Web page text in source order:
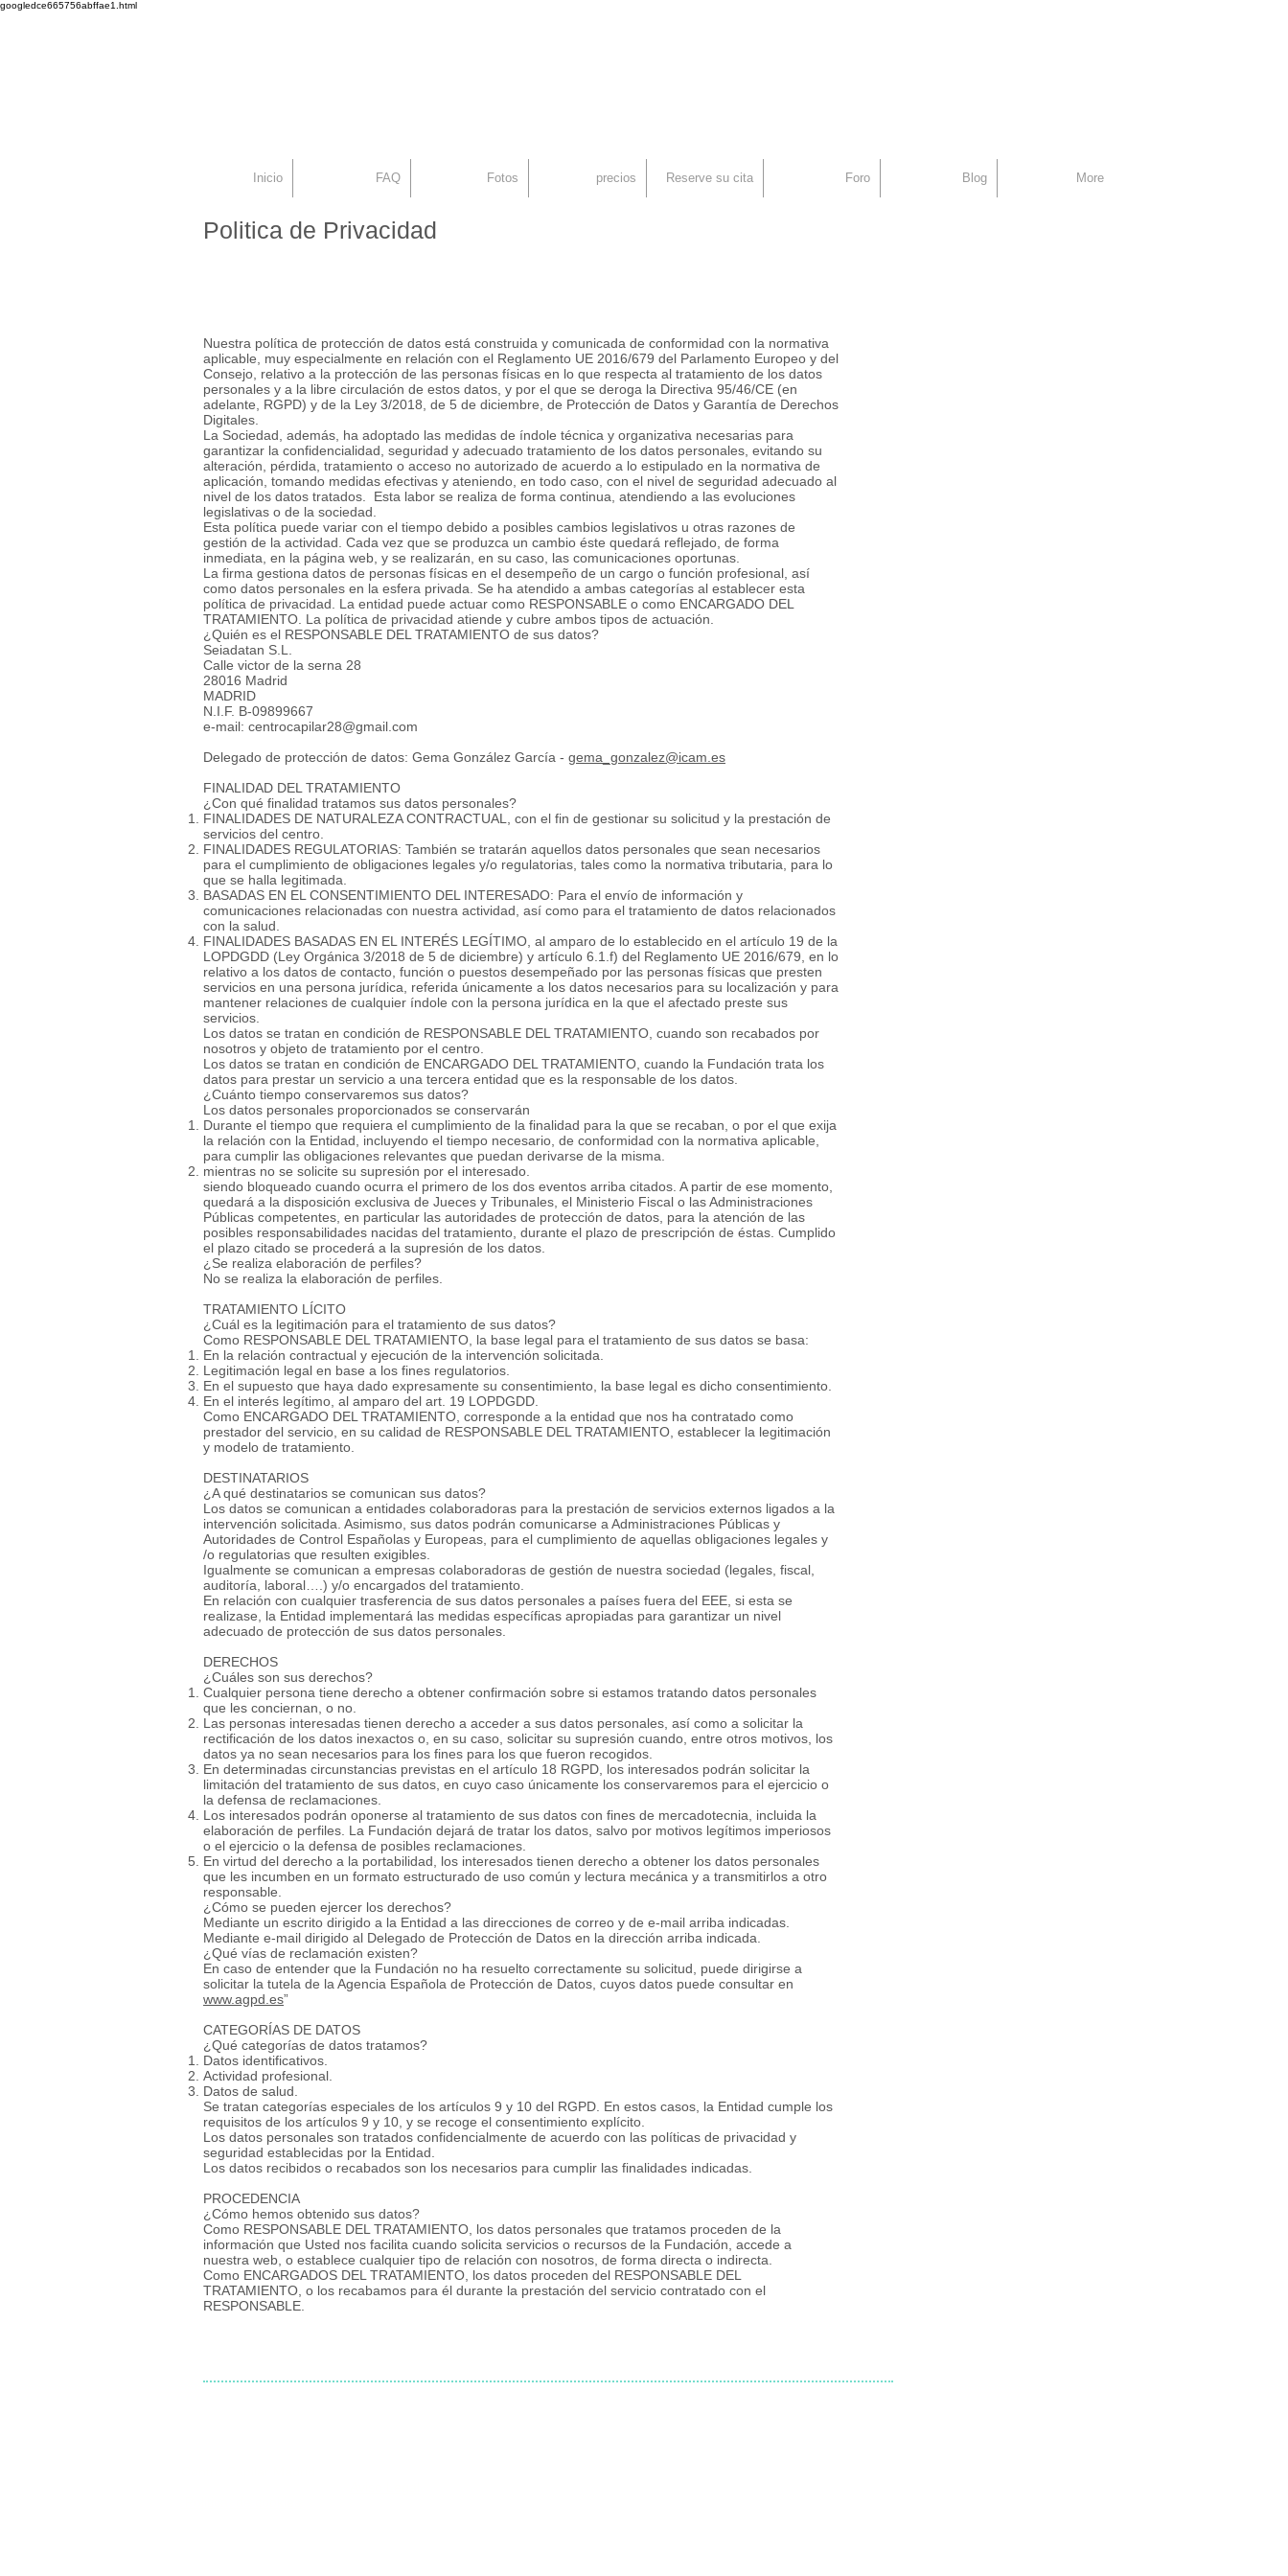
googledce665756abffae1.html
Inicio FAQ Fotos precios Reserve su cita Foro Blog More
Politica de Privacidad
Nuestra política de protección de datos está construida y comunicada de conformidad con la normativa
aplicable, muy especialmente en relación con el Reglamento UE 2016/679 del Parlamento Europeo y del
Consejo, relativo a la protección de las personas físicas en lo que respecta al tratamiento de los datos
personales y a la libre circulación de estos datos, y por el que se deroga la Directiva 95/46/CE (en
adelante, RGPD) y de la Ley 3/2018, de 5 de diciembre, de Protección de Datos y Garantía de Derechos
Digitales.
La Sociedad, además, ha adoptado las medidas de índole técnica y organizativa necesarias para
garantizar la confidencialidad, seguridad y adecuado tratamiento de los datos personales, evitando su
alteración, pérdida, tratamiento o acceso no autorizado de acuerdo a lo estipulado en la normativa de
aplicación, tomando medidas efectivas y ateniendo, en todo caso, con el nivel de seguridad adecuado al
nivel de los datos tratados. Esta labor se realiza de forma continua, atendiendo a las evoluciones
legislativas o de la sociedad.
Esta política puede variar con el tiempo debido a posibles cambios legislativos u otras razones de
gestión de la actividad. Cada vez que se produzca un cambio éste quedará reflejado, de forma
inmediata, en la página web, y se realizarán, en su caso, las comunicaciones oportunas.
La firma gestiona datos de personas físicas en el desempeño de un cargo o función profesional, así
como datos personales en la esfera privada. Se ha atendido a ambas categorías al establecer esta
política de privacidad. La entidad puede actuar como RESPONSABLE o como ENCARGADO DEL
TRATAMIENTO. La política de privacidad atiende y cubre ambos tipos de actuación.
¿Quién es el RESPONSABLE DEL TRATAMIENTO de sus datos?
Seiadatan S.L.
Calle victor de la serna 28
28016 Madrid
MADRID
N.I.F. B-09899667
e-mail: centrocapilar28@gmail.com
Delegado de protección de datos: Gema González García - gema_gonzalez@icam.es
FINALIDAD DEL TRATAMIENTO
¿Con qué finalidad tratamos sus datos personales?
FINALIDADES DE NATURALEZA CONTRACTUAL, con el fin de gestionar su solicitud y la prestación de
servicios del centro.
FINALIDADES REGULATORIAS: También se tratarán aquellos datos personales que sean necesarios
para el cumplimiento de obligaciones legales y/o regulatorias, tales como la normativa tributaria, para lo
que se halla legitimada.
BASADAS EN EL CONSENTIMIENTO DEL INTERESADO: Para el envío de información y
comunicaciones relacionadas con nuestra actividad, así como para el tratamiento de datos relacionados
con la salud.
FINALIDADES BASADAS EN EL INTERÉS LEGÍTIMO, al amparo de lo establecido en el artículo 19 de la
LOPDGDD (Ley Orgánica 3/2018 de 5 de diciembre) y artículo 6.1.f) del Reglamento UE 2016/679, en lo
relativo a los datos de contacto, función o puestos desempeñado por las personas físicas que presten
servicios en una persona jurídica, referida únicamente a los datos necesarios para su localización y para
mantener relaciones de cualquier índole con la persona jurídica en la que el afectado preste sus
servicios.
Los datos se tratan en condición de RESPONSABLE DEL TRATAMIENTO, cuando son recabados por
nosotros y objeto de tratamiento por el centro.
Los datos se tratan en condición de ENCARGADO DEL TRATAMIENTO, cuando la Fundación trata los
datos para prestar un servicio a una tercera entidad que es la responsable de los datos.
¿Cuánto tiempo conservaremos sus datos?
Los datos personales proporcionados se conservarán
Durante el tiempo que requiera el cumplimiento de la finalidad para la que se recaban, o por el que exija
la relación con la Entidad, incluyendo el tiempo necesario, de conformidad con la normativa aplicable,
para cumplir las obligaciones relevantes que puedan derivarse de la misma.
mientras no se solicite su supresión por el interesado.
siendo bloqueado cuando ocurra el primero de los dos eventos arriba citados. A partir de ese momento,
quedará a la disposición exclusiva de Jueces y Tribunales, el Ministerio Fiscal o las Administraciones
Públicas competentes, en particular las autoridades de protección de datos, para la atención de las
posibles responsabilidades nacidas del tratamiento, durante el plazo de prescripción de éstas. Cumplido
el plazo citado se procederá a la supresión de los datos.
¿Se realiza elaboración de perfiles?
No se realiza la elaboración de perfiles.
TRATAMIENTO LÍCITO
¿Cuál es la legitimación para el tratamiento de sus datos?
Como RESPONSABLE DEL TRATAMIENTO, la base legal para el tratamiento de sus datos se basa:
En la relación contractual y ejecución de la intervención solicitada.
Legitimación legal en base a los fines regulatorios.
En el supuesto que haya dado expresamente su consentimiento, la base legal es dicho consentimiento.
En el interés legítimo, al amparo del art. 19 LOPDGDD.
Como ENCARGADO DEL TRATAMIENTO, corresponde a la entidad que nos ha contratado como
prestador del servicio, en su calidad de RESPONSABLE DEL TRATAMIENTO, establecer la legitimación
y modelo de tratamiento.
DESTINATARIOS
¿A qué destinatarios se comunican sus datos?
Los datos se comunican a entidades colaboradoras para la prestación de servicios externos ligados a la
intervención solicitada. Asimismo, sus datos podrán comunicarse a Administraciones Públicas y
Autoridades de Control Españolas y Europeas, para el cumplimiento de aquellas obligaciones legales y
/o regulatorias que resulten exigibles.
Igualmente se comunican a empresas colaboradoras de gestión de nuestra sociedad (legales, fiscal,
auditoría, laboral….) y/o encargados del tratamiento.
En relación con cualquier trasferencia de sus datos personales a países fuera del EEE, si esta se
realizase, la Entidad implementará las medidas específicas apropiadas para garantizar un nivel
adecuado de protección de sus datos personales.
DERECHOS
¿Cuáles son sus derechos?
Cualquier persona tiene derecho a obtener confirmación sobre si estamos tratando datos personales
que les conciernan, o no.
Las personas interesadas tienen derecho a acceder a sus datos personales, así como a solicitar la
rectificación de los datos inexactos o, en su caso, solicitar su supresión cuando, entre otros motivos, los
datos ya no sean necesarios para los fines para los que fueron recogidos.
En determinadas circunstancias previstas en el artículo 18 RGPD, los interesados podrán solicitar la
limitación del tratamiento de sus datos, en cuyo caso únicamente los conservaremos para el ejercicio o
la defensa de reclamaciones.
Los interesados podrán oponerse al tratamiento de sus datos con fines de mercadotecnia, incluida la
elaboración de perfiles. La Fundación dejará de tratar los datos, salvo por motivos legítimos imperiosos
o el ejercicio o la defensa de posibles reclamaciones.
En virtud del derecho a la portabilidad, los interesados tienen derecho a obtener los datos personales
que les incumben en un formato estructurado de uso común y lectura mecánica y a transmitirlos a otro
responsable.
¿Cómo se pueden ejercer los derechos?
Mediante un escrito dirigido a la Entidad a las direcciones de correo y de e-mail arriba indicadas.
Mediante e-mail dirigido al Delegado de Protección de Datos en la dirección arriba indicada.
¿Qué vías de reclamación existen?
En caso de entender que la Fundación no ha resuelto correctamente su solicitud, puede dirigirse a
solicitar la tutela de la Agencia Española de Protección de Datos, cuyos datos puede consultar en
www.agpd.es”
CATEGORÍAS DE DATOS
¿Qué categorías de datos tratamos?
Datos identificativos.
Actividad profesional.
Datos de salud.
Se tratan categorías especiales de los artículos 9 y 10 del RGPD. En estos casos, la Entidad cumple los
requisitos de los artículos 9 y 10, y se recoge el consentimiento explícito.
Los datos personales son tratados confidencialmente de acuerdo con las políticas de privacidad y
seguridad establecidas por la Entidad.
Los datos recibidos o recabados son los necesarios para cumplir las finalidades indicadas.
PROCEDENCIA
¿Cómo hemos obtenido sus datos?
Como RESPONSABLE DEL TRATAMIENTO, los datos personales que tratamos proceden de la
información que Usted nos facilita cuando solicita servicios o recursos de la Fundación, accede a
nuestra web, o establece cualquier tipo de relación con nosotros, de forma directa o indirecta.
Como ENCARGADOS DEL TRATAMIENTO, los datos proceden del RESPONSABLE DEL
TRATAMIENTO, o los recabamos para él durante la prestación del servicio contratado con el
RESPONSABLE.